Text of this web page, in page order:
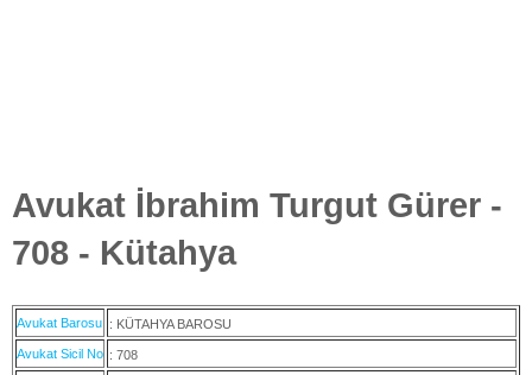
Avukat İbrahim Turgut Gürer -
708 - Kütahya
Avukat Barosu : KÜTAHYA BAROSU
Avukat Sicil No : 708